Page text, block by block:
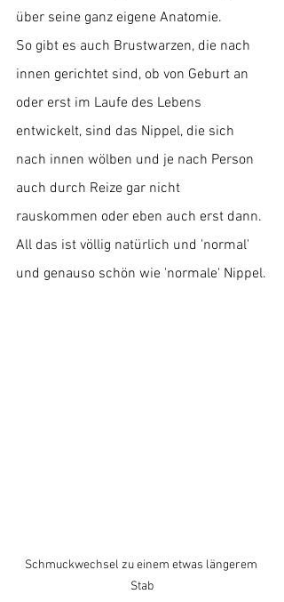
über seine ganz eigene Anatomie.
So gibt es auch Brustwarzen, die nach
innen gerichtet sind, ob von Geburt an
oder erst im Laufe des Lebens
entwickelt, sind das Nippel, die sich
nach innen wölben und je nach Person
auch durch Reize gar nicht
rauskommen oder eben auch erst dann.
All das ist völlig natürlich und 'normal'
und genauso schön wie 'normale' Nippel.
Schmuckwechsel zu einem etwas längerem
Stab